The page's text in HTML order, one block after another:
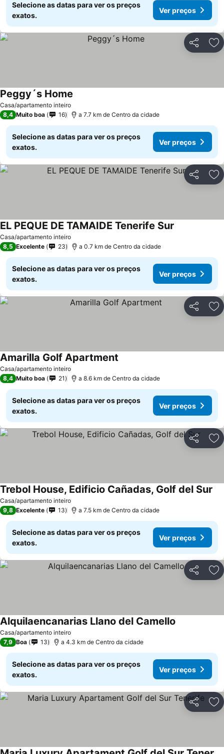
Selecione as datas para ver os preços
exatos.
Ver preços
Partilhar
Casa/apartamento inteiro
Peggy´s Home
8,4 Muito boa 16 a 7.7 km de Centro da cidade
Selecione as datas para ver os preços
exatos.
Ver preços
Partilhar
Casa/apartamento inteiro
EL PEQUE DE TAMAIDE Tenerife Sur
8,5 Excelente 23 a 0.7 km de Centro da cidade
Selecione as datas para ver os preços
exatos.
Ver preços
Partilhar
Casa/apartamento inteiro
Amarilla Golf Apartment
8,4 Muito boa 21 a 8.6 km de Centro da cidade
Selecione as datas para ver os preços
exatos.
Ver preços
Partilhar
Casa/apartamento inteiro
Trebol House, Edificio Cañadas, Golf del Sur
9,8 Excelente 13 a 7.5 km de Centro da cidade
Selecione as datas para ver os preços
exatos.
Ver preços
Partilhar
Casa/apartamento inteiro
Alquilaencanarias Llano del Camello
7,9 Boa 13 a 4.3 km de Centro da cidade
Selecione as datas para ver os preços
exatos.
Ver preços
Partilhar